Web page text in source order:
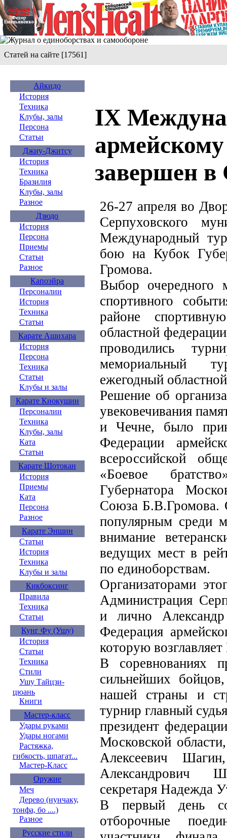
Статей на сайте [17561]
Айкидо
История
Техника
Клубы, залы
Персона
Статьи
Джиу-Джитсу
История
Техника
Бразилия
Клубы, залы
Разное
Дзюдо
История
Персона
Приемы
Статьи
Разное
Капоэйра
Персоналии
История
Техника
Статьи
Карате Ашихара
История
Персона
Техника
Статьи
Клубы и залы
Карате Киокушин
Персоналии
Техника
Клубы, залы
Ката
Статьи
Карате Шотокан
История
Приемы
Ката
Персона
Разное
Карате Эншин
Статьи
История
Техника
Клубы и залы
Кикбоксинг
Правила
Техника
Статьи
Кунг Фу (Ушу)
История
Статьи
Техника
Стили
Ушу Тайцзи-
цюань
Книги
Мастер-класс
Удары руками
Удары ногами
Растяжка,
гибкость, шпагат...
Мастер-Класс
Оружие
Меч
Дерево (нунчаку,
тонфа, бо ....)
Разное
Русские стили
IX
завершен в
26-27 апреля во
Серпуховского
Международный
бою на Кубок
Громова.
Выбор очередного
спортивного
районе
областной
проводились
мемориальный
ежегодный
Решение об
увековечивания
и Чечне, было
Федерации
всероссийской
«Боевое
Губернатора
Союза Б.В.Громова.
популярным среди
внимание
ведущих мест в
по единоборствам.
Организаторами
Администрация
и лично
Федерация
которую
В соревнованиях
сильнейших
нашей страны и
турнир главный
президент
Московской
Алексеевич
Александрович
секретаря Надежда
В первый день
отборочные